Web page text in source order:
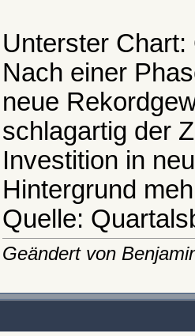
Unterster
Nach einer
neue
schlagartig der
Investition in
Hintergrund
Quelle:
Geändert von